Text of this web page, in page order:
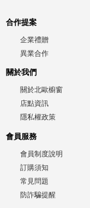
合作提案
企業禮贈
異業合作
關於我們
關於北歐櫥窗
店點資訊
隱私權政策
會員服務
會員制度說明
訂購須知
常見問題
防詐騙提醒